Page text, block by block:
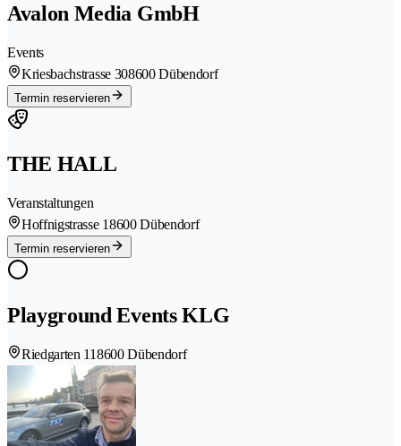
Avalon Media GmbH
Events
Kriesbachstrasse 308600 Dübendorf
Termin reservieren
THE HALL
Veranstaltungen
Hoffnigstrasse 18600 Dübendorf
Termin reservieren
Playground Events KLG
Riedgarten 118600 Dübendorf